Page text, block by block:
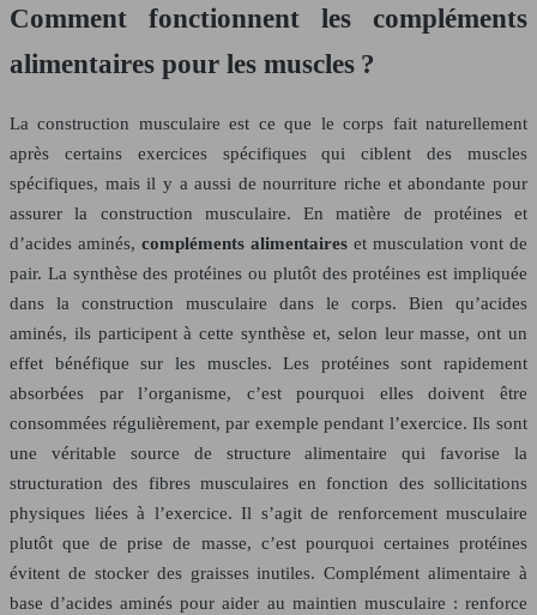
Comment fonctionnent les compléments
alimentaires pour les muscles ?
La construction musculaire est ce que le corps fait naturellement
après certains exercices spécifiques qui ciblent des muscles
spécifiques, mais il y a aussi de nourriture riche et abondante pour
assurer la construction musculaire. En matière de protéines et
d’acides aminés, compléments alimentaires et musculation vont de
pair. La synthèse des protéines ou plutôt des protéines est impliquée
dans la construction musculaire dans le corps. Bien qu’acides
aminés, ils participent à cette synthèse et, selon leur masse, ont un
effet bénéfique sur les muscles. Les protéines sont rapidement
absorbées par l’organisme, c’est pourquoi elles doivent être
consommées régulièrement, par exemple pendant l’exercice. Ils sont
une véritable source de structure alimentaire qui favorise la
structuration des fibres musculaires en fonction des sollicitations
physiques liées à l’exercice. Il s’agit de renforcement musculaire
plutôt que de prise de masse, c’est pourquoi certaines protéines
évitent de stocker des graisses inutiles. Complément alimentaire à
base d’acides aminés pour aider au maintien musculaire : renforce